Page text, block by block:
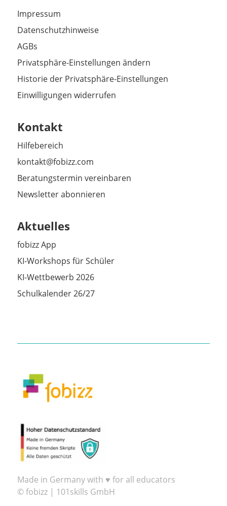
Impressum
Datenschutzhinweise
AGBs
Privatsphäre-Einstellungen ändern
Historie der Privatsphäre-Einstellungen
Einwilligungen widerrufen
Kontakt
Hilfebereich
kontakt@fobizz.com
Beratungstermin vereinbaren
Newsletter abonnieren
Aktuelles
fobizz App
KI-Workshops für Schüler
KI-Wettbewerb 2026
Schulkalender 26/27
Made in Germany with ♥ for all educators
© fobizz | 101skills GmbH